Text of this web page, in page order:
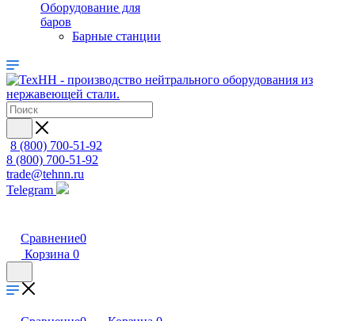
Оборудование для
баров
Барные станции
8 (800) 700-51-92
8 (800) 700-51-92
trade@tehnn.ru
Telegram
Сравнение0
Корзина 0